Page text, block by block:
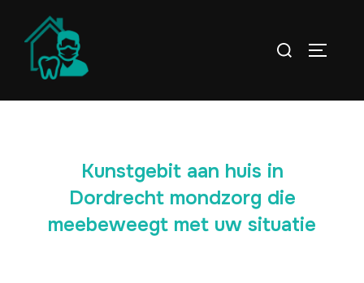
Kunstgebit aan huis in
Dordrecht mondzorg die
meebeweegt met uw situatie